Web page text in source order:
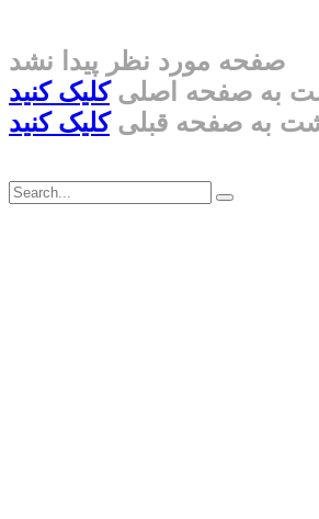
صفحه مورد نظر پیدا نشد
به صفحه اصلیکلیک کنید
به صفحه قبلیکلیک کنید